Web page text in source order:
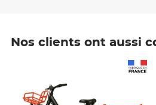
Nos clients ont aussi